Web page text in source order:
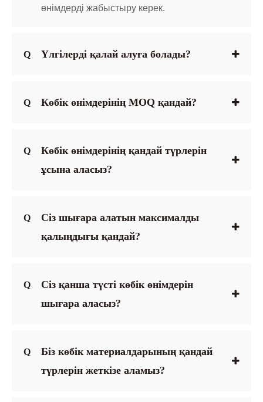
өнімдерді жабыстыру керек.
Q Үлгілерді қалай алуға болады?
Q Көбік өнімдерінің MOQ қандай?
Q
Көбік өнімдерінің қандай түрлерін
ұсына аласыз?
Q
Сіз шығара алатын максималды
қалыңдығы қандай?
Q
Сіз қанша түсті көбік өнімдерін
шығара аласыз?
Q
Біз көбік материалдарының қандай
түрлерін жеткізе аламыз?